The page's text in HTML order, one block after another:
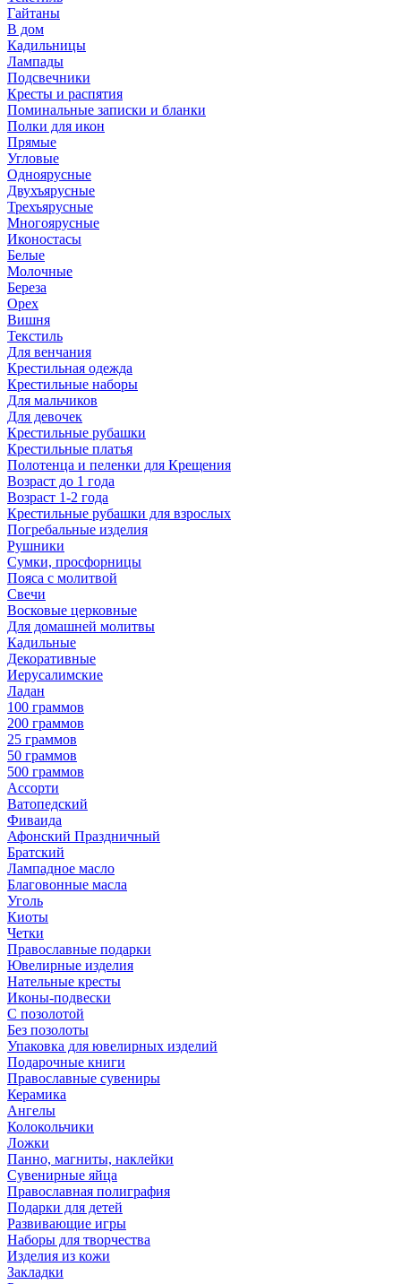
Гайтаны
В дом
Кадильницы
Лампады
Подсвечники
Кресты и распятия
Поминальные записки и бланки
Полки для икон
Прямые
Угловые
Одноярусные
Двухъярусные
Трехъярусные
Многоярусные
Иконостасы
Белые
Молочные
Береза
Орех
Вишня
Текстиль
Для венчания
Крестильная одежда
Крестильные наборы
Для мальчиков
Для девочек
Крестильные рубашки
Крестильные платья
Полотенца и пеленки для Крещения
Возраст до 1 года
Возраст 1-2 года
Крестильные рубашки для взрослых
Погребальные изделия
Рушники
Сумки, просфорницы
Пояса с молитвой
Свечи
Восковые церковные
Для домашней молитвы
Кадильные
Декоративные
Иерусалимские
Ладан
100 граммов
200 граммов
25 граммов
50 граммов
500 граммов
Ассорти
Ватопедский
Фиваида
Афонский Праздничный
Братский
Лампадное масло
Благовонные масла
Уголь
Киоты
Четки
Православные подарки
Ювелирные изделия
Нательные кресты
Иконы-подвески
С позолотой
Без позолоты
Упаковка для ювелирных изделий
Подарочные книги
Православные сувениры
Керамика
Ангелы
Колокольчики
Ложки
Панно, магниты, наклейки
Сувенирные яйца
Православная полиграфия
Подарки для детей
Развивающие игры
Наборы для творчества
Изделия из кожи
Закладки